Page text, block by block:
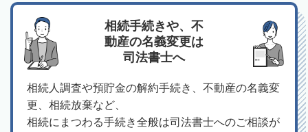
相続手続きや、不
動産の名義変更は
司法書士へ
相続人調査や預貯金の解約手続き、不動産の名義変
更、相続放棄など、
相続にまつわる手続き全般は司法書士へのご相談が